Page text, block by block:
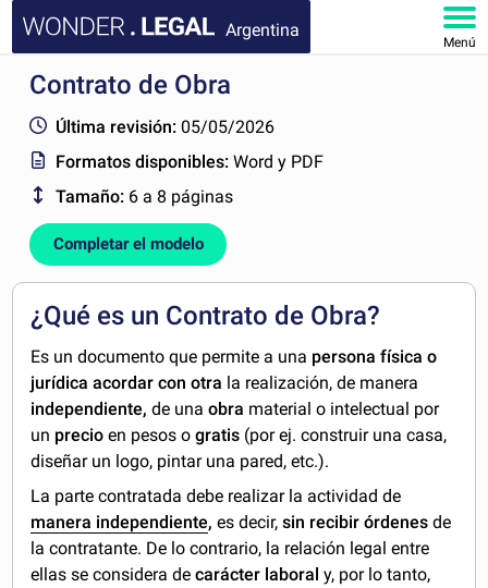
Argentina
Menú
INICIO
DOCUMENTOS
FAQ
MI CUENTA
Contrato de Obra
Última revisión: 05/05/2026
Formatos disponibles:Word y PDF
Tamaño: 6 a 8 páginas
Completar el modelo
¿Qué es un Contrato de Obra?
Es un documento que permite a una persona física o
jurídica acordar con otra la realización, de manera
independiente, de unaobra material o intelectual por
un precioen pesos ogratis (por ej. construir una casa,
diseñar un logo, pintar una pared, etc.).
La parte contratada debe realizar la actividad de
manera independiente, es decir,sin recibir órdenes de
la contratante. De lo contrario, la relación legal entre
ellas se considera decarácter laboral y, por lo tanto,